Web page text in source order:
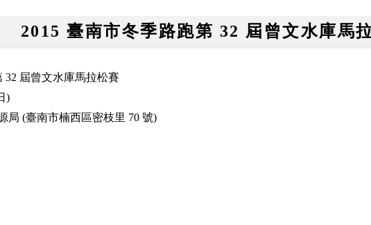
2015 臺南市冬季路跑第 32 屆曾文水庫馬
32 屆曾文水庫馬拉松賽
)
局 (臺南市楠西區密枝里 70 號)